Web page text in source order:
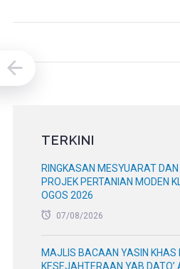
TERKINI
RINGKASAN MESYUARAT
PROJEK PERTANIAN MODEN
OGOS 2026
07/08/2026
MAJLIS BACAAN YASIN KHAS
KESEJAHTERAAN YAB DATO’